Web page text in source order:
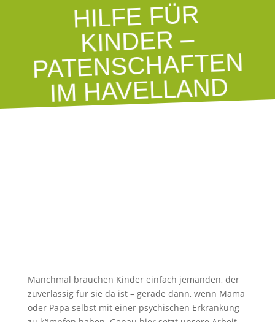
HILFE FÜR
KINDER –
PATENSCHAFTEN
IM HAVELLAND
Manchmal brauchen Kinder einfach jemanden, der
zuverlässig für sie da ist – gerade dann, wenn Mama
oder Papa selbst mit einer psychischen Erkrankung